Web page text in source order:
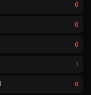
0
0
0
1
0